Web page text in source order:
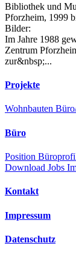
Bibliothek und
Pforzheim, 1999
Bilder:
Im Jahre 1988
Zentrum
zur&nbsp;...
Projekte
Wohnbauten
Büro
Position
Download Jobs
Kontakt
Impressum
Datenschutz